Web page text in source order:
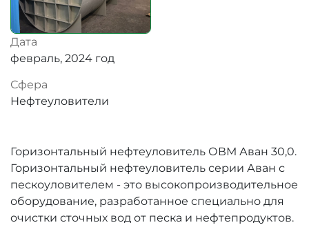
Дата
февраль, 2024 год
Сфера
Нефтеуловители
Горизонтальный нефтеуловитель ОВМ Аван 30,0.
Горизонтальный нефтеуловитель серии Аван с
пескоуловителем - это высокопроизводительное
оборудование, разработанное специально для
очистки сточных вод от песка и нефтепродуктов.